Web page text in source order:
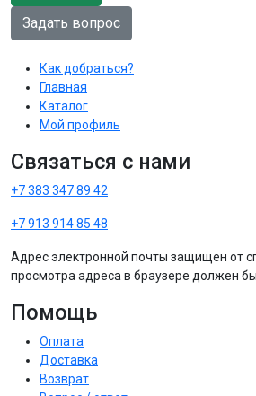
Задать вопрос
Как добраться?
Главная
Каталог
Мой профиль
Связаться с нами
+7 383 347 89 42
+7 913 914 85 48
Адрес электронной почты защищен от
просмотра адреса в браузере должен
Помощь
Оплата
Доставка
Возврат